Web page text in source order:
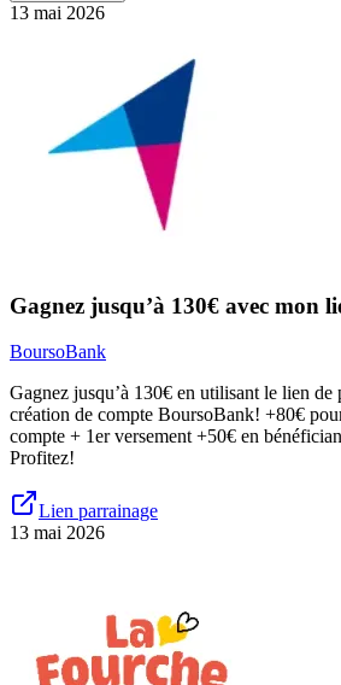
13 mai 2026
Gagnez jusqu’à 130€ avec mon
BoursoBank
Gagnez jusqu’à 130€ en utilisant le lien de
création de compte BoursoBank! +80€
compte + 1er versement +50€ en
Profitez!
Lien parrainage
13 mai 2026